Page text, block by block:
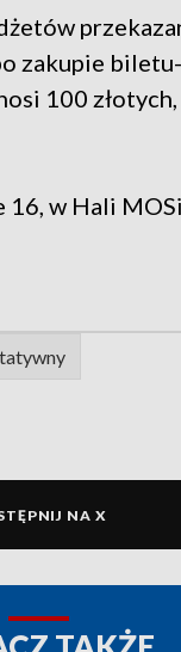
zakupie biletu-
100 złotych,
16, w Hali
NA X